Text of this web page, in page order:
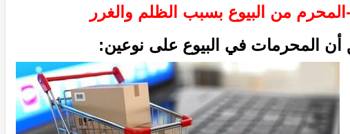
المحرمات في البيوع على نوعين: